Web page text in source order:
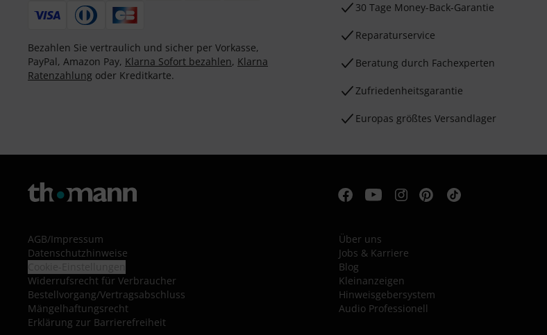
Bezahlen Sie vertraulich und sicher per Vorkasse,
PayPal, Amazon Pay, Klarna Sofort bezahlen, Klarna
Ratenzahlung oder Kreditkarte.
30 Tage Money-Back-Garantie
Reparaturservice
Beratung durch Fachexperten
Zufriedenheitsgarantie
Europas größtes Versandlager
AGB/Impressum
Datenschutzhinweise
Widerrufsrecht für Verbraucher
Bestellvorgang/Vertragsabschluss
Mängelhaftungsrecht
Erklärung zur Barrierefreiheit
Über uns
Jobs & Karriere
Blog
Kleinanzeigen
Hinweisgebersystem
Audio Professionell